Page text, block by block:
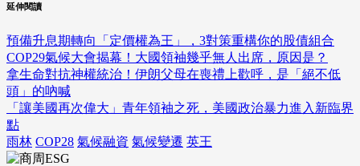
延伸閱讀
預備升息期轉向「定價權為王」，3對策重構你的股債組合
COP29氣候大會揭幕！大國領袖幾乎無人出席，原因是？
拿生命對抗神權統治！伊朗父母在喪禮上歡呼，是「絕不低
頭」的吶喊
「讓美國再次偉大」青年領袖之死，美國政治暴力進入新臨界
點
雨林 COP28 氣候融資 氣候變遷 英王